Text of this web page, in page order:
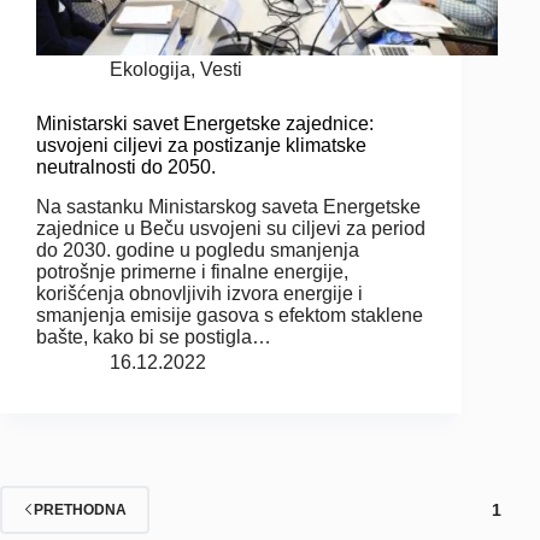
Ekologija, Vesti
Ministarski savet Energetske zajednice:
usvojeni ciljevi za postizanje klimatske
neutralnosti do 2050.
Na sastanku Ministarskog saveta Energetske
zajednice u Beču usvojeni su ciljevi za period
do 2030. godine u pogledu smanjenja
potrošnje primerne i finalne energije,
korišćenja obnovljivih izvora energije i
smanjenja emisije gasova s efektom staklene
bašte, kako bi se postigla…
16.12.2022
PRETHODNA 1